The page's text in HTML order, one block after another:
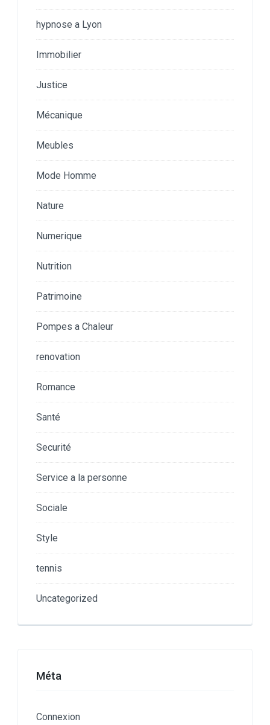
hypnose a Lyon
Immobilier
Justice
Mécanique
Meubles
Mode Homme
Nature
Numerique
Nutrition
Patrimoine
Pompes a Chaleur
renovation
Romance
Santé
Securité
Service a la personne
Sociale
Style
tennis
Uncategorized
Méta
Connexion